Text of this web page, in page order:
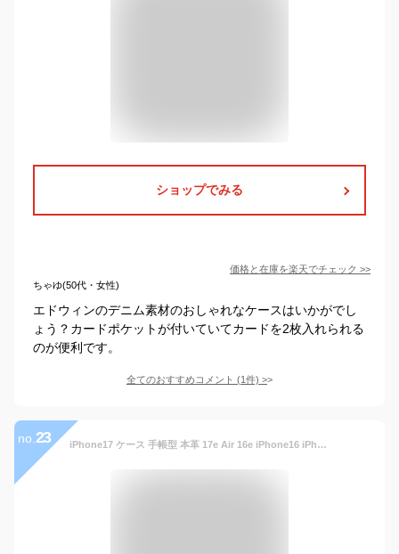
ショップでみる
価格と在庫を楽天でチェック >>
ちゃゆ(50代・女性)
エドウィンのデニム素材のおしゃれなケースはいかがでし
ょう？カードポケットが付いていてカードを2枚入れられる
のが便利です。
全てのおすすめコメント (1件) >
no. 23 iPhone17 ケース 手帳型 本革 17e Air 16e iPhone16 iPhone15 iPhone14 iPhoneSE レザー iPhone13 iPhone12 iPhone11 Pro Max Air mini SE3 手帳 アイフォン カバー かっこいい おしゃれ カード収納 シンプル 大人 スマホケース 高級 メンズ レディース HANATORA ハナトラ